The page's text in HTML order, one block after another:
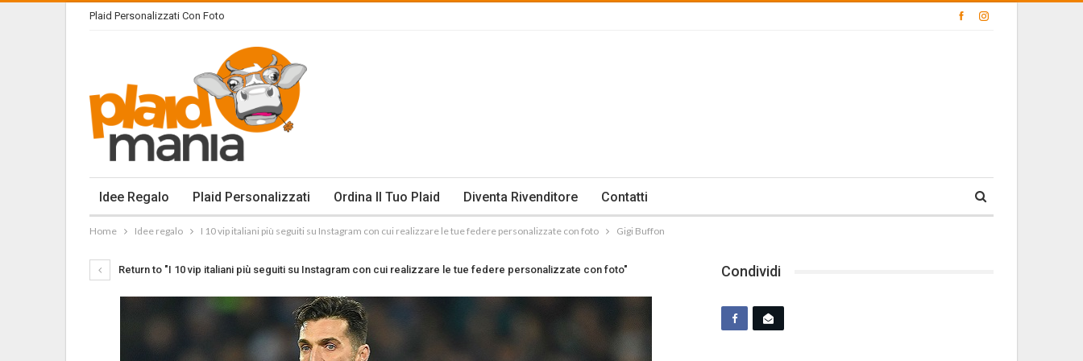
Plaid Personalizzati Con Foto
Idee Regalo Plaid Personalizzati Ordina Il Tuo Plaid Diventa Rivenditore Contatti
Home Idee regalo I 10 vip italiani più seguiti su Instagram con cui realizzare le tue federe personalizzate con foto Gigi Buffon
Return to "I 10 vip italiani più seguiti su Instagram con cui realizzare le tue federe personalizzate con foto" Condividi